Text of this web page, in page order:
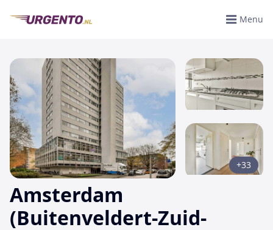
Menu
Amsterdam
(Buitenveldert-Zuid-
+33